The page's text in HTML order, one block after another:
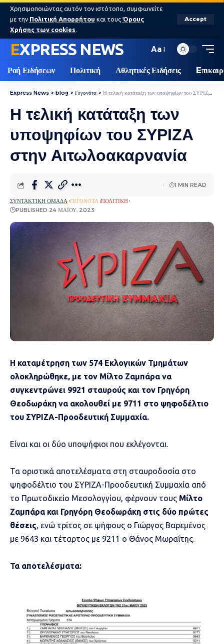
Χρησιμοποιώντας αυτόν τον ιστότοπο, συμφωνείτε
με την Πολιτική Απορρήτου και τους Όρους
Χρήσης των cookies.
Accept
EXPRESS NEWS Aa
Ροή Ειδήσεων Πολιτική Αθλητικές Ειδήσεις
Express News > blog > Γεγονότα > Η τελική κατάταξη των υποψηφίων του ΣΥΡΙΖΑ στην Αιτωλοακαρνανία
Η τελική κατάταξη των
υποψηφίων του ΣΥΡΙΖΑ
στην Αιτωλοακαρνανία
ΣΥΝΤΑΚΤΙΚΉ ΟΜΆΔΑ ΓΕΓΟΝΌΤΑ ΠΟΛΙΤΙΚΉ
PUBLISHED 24 ΜΑΪ́ΟΥ, 2023
1 MIN READ
Η καταμέτρηση των 574 Εκλογικών Τμημάτων
ολοκληρώθηκε, με τον Μίλτο Ζαμπάρα να
συγκεντρώνει 9921 σταυρούς και τον Γρηγόρη
Θεοδωράκη να ακολουθεί με 9711 στο ψηφοδέλτιο
του ΣΥΡΙΖΑ-Προοδευτική Συμμαχία.
Είναι και οι δύο υποψήφιοι που εκλέγονται.
Τα οριστικά αποτελέσματα στη σταυροδοσία στο
ψηφοδέλτιο του ΣΥΡΙΖΑ-Προοδευτική Συμμαχία από
το Πρωτοδικείο Μεσολογγίου, φέρνουν τους Μίλτο
Ζαμπάρα και Γρηγόρη Θεοδωράκη στις δύο πρώτες
θέσεις, ενώ τρίτος σε ψήφους ο Γιώργος Βαρεμένος
με 9643 και τέταρτος με 9211 ο Θάνος Μωραΐτης.
Τα αποτελέσματα: